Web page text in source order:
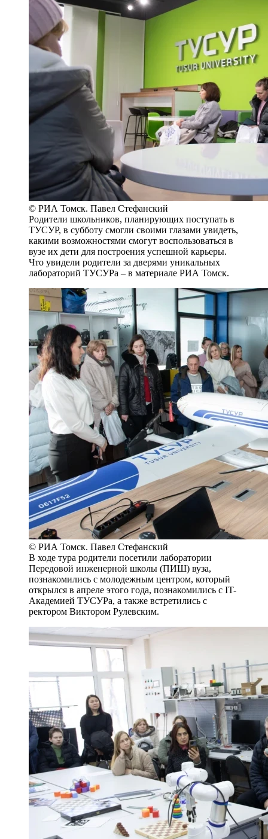
© РИА Томск. Павел Стефанский
Родители школьников, планирующих поступать в
ТУСУР, в субботу смогли своими глазами увидеть,
какими возможностями смогут воспользоваться в
вузе их дети для построения успешной карьеры.
Что увидели родители за дверями уникальных
лабораторий ТУСУРа – в материале РИА Томск.
© РИА Томск. Павел Стефанский
В ходе тура родители посетили лаборатории
Передовой инженерной школы (ПИШ) вуза,
познакомились с молодежным центром, который
открылся в апреле этого года, познакомились с IT-
Академией ТУСУРа, а также встретились с
ректором Виктором Рулевским.